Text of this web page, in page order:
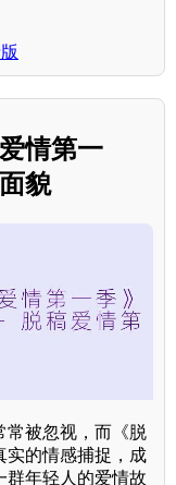
情第一
貌
常被忽视，而《脱
实的情感捕捉，成
群年轻人的爱情故